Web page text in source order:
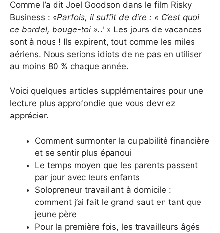
Comme l’a dit Joel Goodson dans le film Risky
Business : «Parfois, il suffit de dire : « C’est quoi
ce bordel, bouge-toi »..' » Les jours de vacances
sont à nous ! Ils expirent, tout comme les miles
aériens. Nous serions idiots de ne pas en utiliser
au moins 80 % chaque année.
Voici quelques articles supplémentaires pour une
lecture plus approfondie que vous devriez
apprécier.
Comment surmonter la culpabilité financière
et se sentir plus épanoui
Le temps moyen que les parents passent
par jour avec leurs enfants
Solopreneur travaillant à domicile :
comment j’ai fait le grand saut en tant que
jeune père
Pour la première fois, les travailleurs âgés